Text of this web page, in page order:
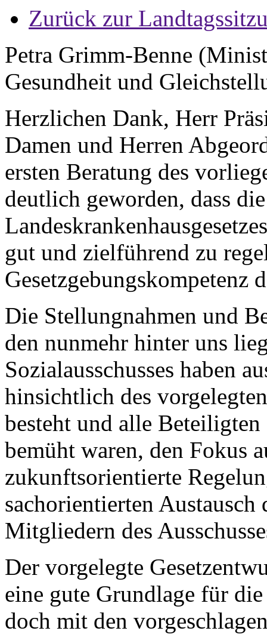
Zurück zur
Petra Grimm-Benne
Gesundheit und
Herzlichen Dank, Herr
Damen und Herren
ersten Beratung des
deutlich geworden, dass
gut und zielführend zu
Gesetzgebungskompetenz
Die Stellungnahmen und
den nunmehr hinter uns
Sozialausschusses haben
hinsichtlich des
besteht und alle
bemüht waren, den Fokus
zukunftsorientierte
sachorientierten Austausch
Mitgliedern des
Der vorgelegte
eine gute Grundlage für
doch mit den